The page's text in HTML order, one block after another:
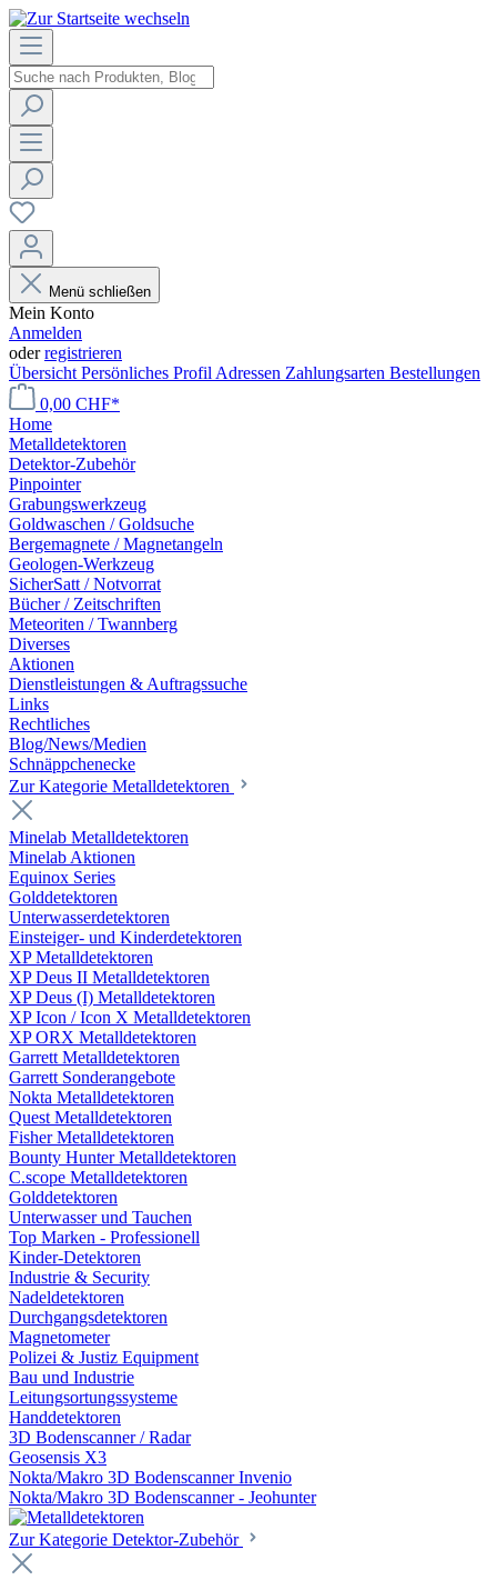
Menü schließen
Mein Konto
Anmelden
oderregistrieren
Übersicht Persönliches Profil Adressen Zahlungsarten Bestellungen
0,00 CHF*
Home
Metalldetektoren
Detektor-Zubehör
Pinpointer
Grabungswerkzeug
Goldwaschen / Goldsuche
Bergemagnete / Magnetangeln
Geologen-Werkzeug
SicherSatt / Notvorrat
Bücher / Zeitschriften
Meteoriten / Twannberg
Diverses
Aktionen
Dienstleistungen & Auftragssuche
Links
Rechtliches
Blog/News/Medien
Schnäppchenecke
Zur Kategorie Metalldetektoren
Minelab Metalldetektoren
Minelab Aktionen
Equinox Series
Golddetektoren
Unterwasserdetektoren
Einsteiger- und Kinderdetektoren
XP Metalldetektoren
XP Deus II Metalldetektoren
XP Deus (I) Metalldetektoren
XP Icon / Icon X Metalldetektoren
XP ORX Metalldetektoren
Garrett Metalldetektoren
Garrett Sonderangebote
Nokta Metalldetektoren
Quest Metalldetektoren
Fisher Metalldetektoren
Bounty Hunter Metalldetektoren
C.scope Metalldetektoren
Golddetektoren
Unterwasser und Tauchen
Top Marken - Professionell
Kinder-Detektoren
Industrie & Security
Nadeldetektoren
Durchgangsdetektoren
Magnetometer
Polizei & Justiz Equipment
Bau und Industrie
Leitungsortungssysteme
Handdetektoren
3D Bodenscanner / Radar
Geosensis X3
Nokta/Makro 3D Bodenscanner Invenio
Nokta/Makro 3D Bodenscanner - Jeohunter
Zur Kategorie Detektor-Zubehör